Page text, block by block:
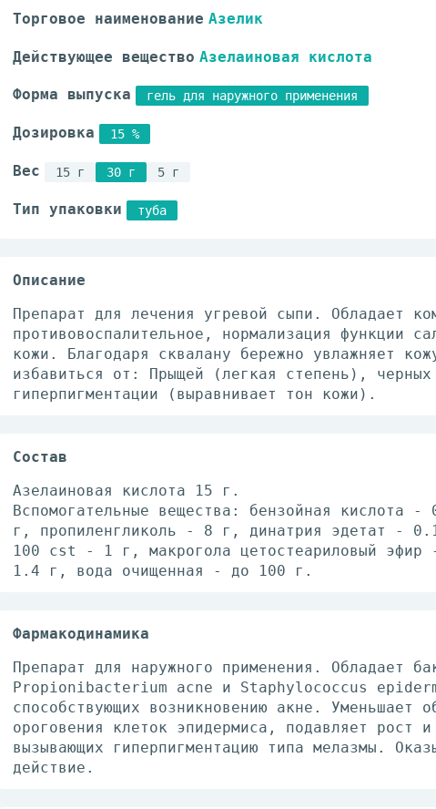
Торговое наименование Азелик
Действующее вещество Азелаиновая кислота
Форма выпуска гель для наружного применения
Дозировка 15 %
Вес 15 г 30 г 5 г
Тип упаковки туба
Описание
Препарат для лечения угревой сыпи. Обладает
противовоспалительное, нормализация функции
кожи. Благодаря сквалану бережно увлажняет
избавиться от: Прыщей (легкая степень), черных
гиперпигментации (выравнивает тон кожи).
Состав
Азелаиновая кислота 15 г.
Вспомогательные вещества: бензойная
г, пропиленгликоль - 8 г, динатрия эдетат -
100 cst - 1 г, макрогола цетостеариловый
1.4 г, вода очищенная - до 100 г.
Фармакодинамика
Препарат для наружного применения. Обладает
Propionibacterium acne и Staphylococcus
способствующих возникновению акне. Уменьшает
ороговения клеток эпидермиса, подавляет рост
вызывающих гиперпигментацию типа мелазмы.
действие.